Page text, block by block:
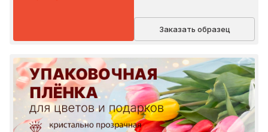
Заказать образец